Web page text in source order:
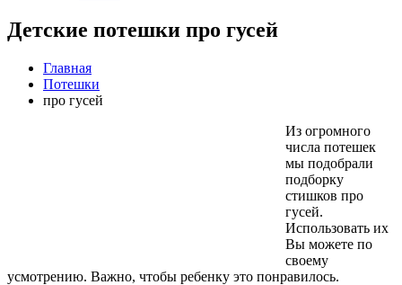
Детские потешки про гусей
Главная
Потешки
про гусей
Из огромного
числа потешек
мы подобрали
подборку
стишков про
гусей.
Использовать их
Вы можете по
своему
усмотрению. Важно, чтобы ребенку это понравилось.